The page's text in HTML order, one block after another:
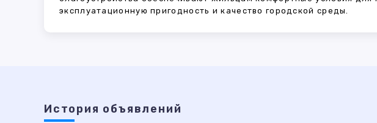
эксплуатационную пригодность и качество городской среды.
История объявлений